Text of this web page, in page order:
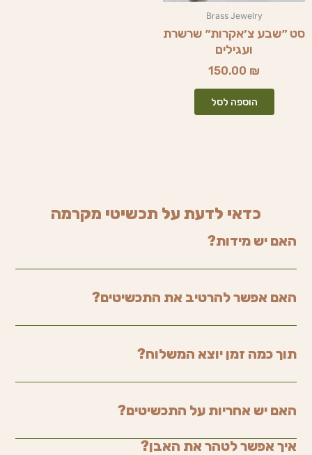
Brass Jewelry
סט ״שבע צ׳אקרות״ שרשרת
ועגילים
150.00 ₪
הוספה לסל
כדאי לדעת על תכשיטי מקרמה
האם יש מידות?
האם אפשר להרטיב את התכשיטים?
תוך כמה זמן יוצא המשלוח?
האם יש אחריות על התכשיטים?
איך אפשר לטהר את האבן?